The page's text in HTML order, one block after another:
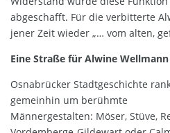
abgeschafft. Für die verbitterte
jener Zeit wieder „… vom alten,
Eine Straße für Alwine Wellmann
Osnabrücker Stadtgeschichte
gemeinhin um berühmte
Männergestalten: Möser, Stüve,